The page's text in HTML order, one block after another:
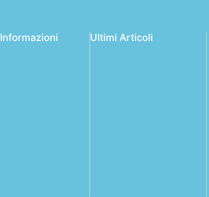
Informazioni Ultimi Articoli